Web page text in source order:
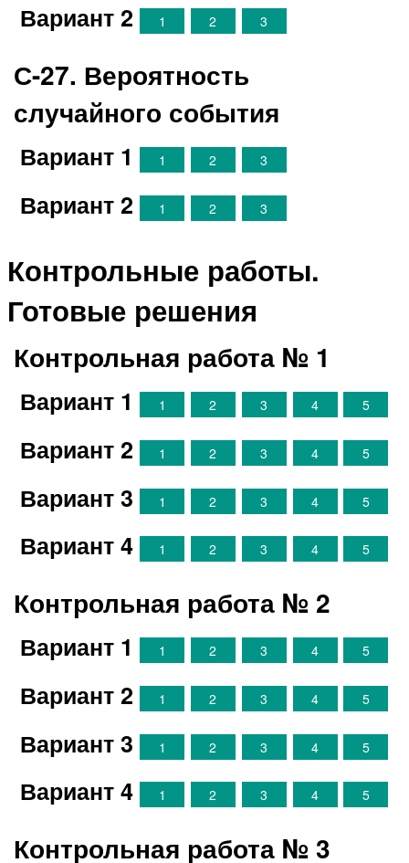
Вариант 2 1 2 3
С-27. Вероятность
случайного события
Вариант 1 1 2 3
Вариант 2 1 2 3
Контрольные работы.
Готовые решения
Контрольная работа № 1
Вариант 1 1 2 3 4 5
Вариант 2 1 2 3 4 5
Вариант 3 1 2 3 4 5
Вариант 4 1 2 3 4 5
Контрольная работа № 2
Вариант 1 1 2 3 4 5
Вариант 2 1 2 3 4 5
Вариант 3 1 2 3 4 5
Вариант 4 1 2 3 4 5
Контрольная работа № 3